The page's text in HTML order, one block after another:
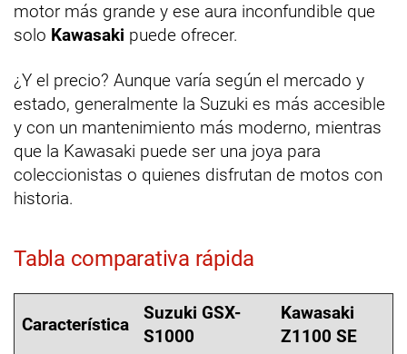
motor más grande y ese aura inconfundible que
solo Kawasaki puede ofrecer.
¿Y el precio? Aunque varía según el mercado y
estado, generalmente la Suzuki es más accesible
y con un mantenimiento más moderno, mientras
que la Kawasaki puede ser una joya para
coleccionistas o quienes disfrutan de motos con
historia.
Tabla comparativa rápida
Característica
Suzuki GSX-
S1000
Kawasaki
Z1100 SE